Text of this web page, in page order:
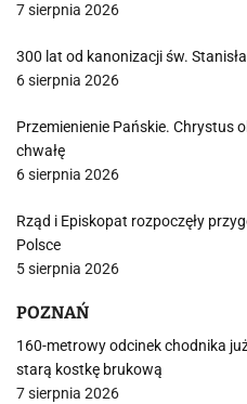
7 sierpnia 2026
300 lat od kanonizacji św.
6 sierpnia 2026
Przemienienie Pańskie. Chrystus
chwałę
6 sierpnia 2026
Rząd i Episkopat rozpoczęły
Polsce
5 sierpnia 2026
POZNAŃ
160-metrowy odcinek chodnika
starą kostkę brukową
7 sierpnia 2026